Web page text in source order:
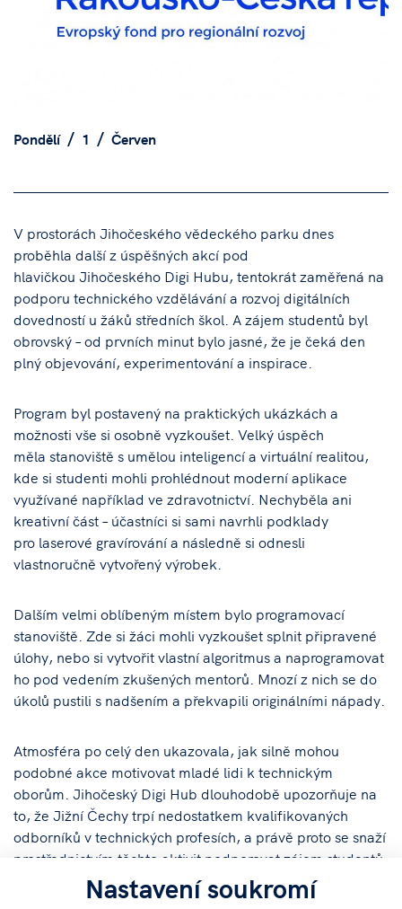
Nastavení soukromí
Pondělí 1 Červen
V prostorách Jihočeského vědeckého parku dnes
proběhla další z úspěšných akcí pod
hlavičkou Jihočeského Digi Hubu, tentokrát zaměřená na
podporu technického vzdělávání a rozvoj digitálních
dovedností u žáků středních škol. A zájem studentů byl
obrovský – od prvních minut bylo jasné, že je čeká den
plný objevování, experimentování a inspirace.
Program byl postavený na praktických ukázkách a
možnosti vše si osobně vyzkoušet. Velký úspěch
měla stanoviště s umělou inteligencí a virtuální realitou,
kde si studenti mohli prohlédnout moderní aplikace
využívané například ve zdravotnictví. Nechyběla ani
kreativní část – účastníci si sami navrhli podklady
pro laserové gravírování a následně si odnesli
vlastnoručně vytvořený výrobek.
Dalším velmi oblíbeným místem bylo programovací
stanoviště. Zde si žáci mohli vyzkoušet splnit připravené
úlohy, nebo si vytvořit vlastní algoritmus a naprogramovat
ho pod vedením zkušených mentorů. Mnozí z nich se do
úkolů pustili s nadšením a překvapili originálními nápady.
Atmosféra po celý den ukazovala, jak silně mohou
podobné akce motivovat mladé lidi k technickým
oborům. Jihočeský Digi Hub dlouhodobě upozorňuje na
to, že Jižní Čechy trpí nedostatkem kvalifikovaných
odborníků v technických profesích, a právě proto se snaží
prostřednictvím těchto aktivit podporovat zájem studentů
o technologie, programování, virtuální realitu i umělou